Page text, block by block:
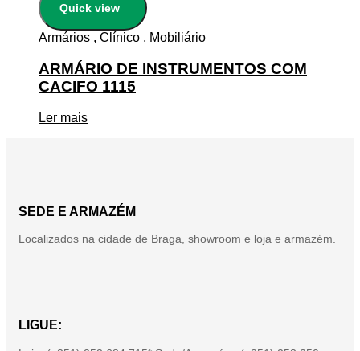
Quick view
Armários , Clínico , Mobiliário
ARMÁRIO DE INSTRUMENTOS COM
CACIFO 1115
Ler mais
SEDE E ARMAZÉM
Localizados na cidade de Braga, showroom e loja e armazém.
LIGUE: